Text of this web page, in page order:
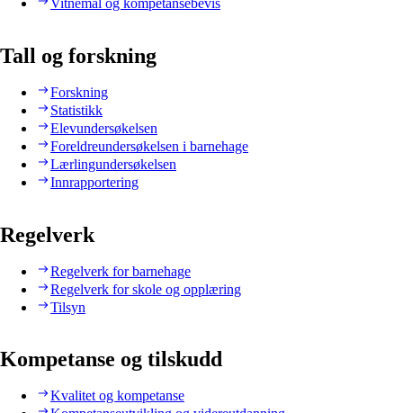
Tall og forskning
Forskning
Statistikk
Elevundersøkelsen
Foreldreundersøkelsen i barnehage
Lærlingundersøkelsen
Innrapportering
Regelverk
Regelverk for barnehage
Regelverk for skole og opplæring
Tilsyn
Kompetanse og tilskudd
Kvalitet og kompetanse